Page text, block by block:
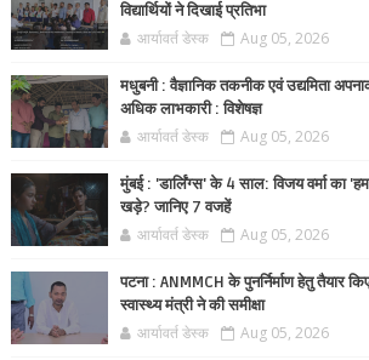
विद्यार्थियों ने दिखाई प्रतिभा
आर्यावर्त डेस्क Aug 05, 2026
मधुबनी : वैज्ञानिक तकनीक एवं उद्यमिता
अधिक लाभकारी : विशेषज्ञ
आर्यावर्त डेस्क Aug 05, 2026
मुंबई : 'डार्लिंग्स' के 4 साल: विजय वर्मा का
खड़े? जानिए 7 वजहें
आर्यावर्त डेस्क Aug 05, 2026
पटना : ANMMCH के पुनर्निर्माण हेतु तैयार
स्वास्थ्य मंत्री ने की समीक्षा
आर्यावर्त डेस्क Aug 05, 2026